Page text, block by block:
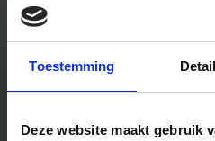
Toestemming
Deze website maakt gebruik